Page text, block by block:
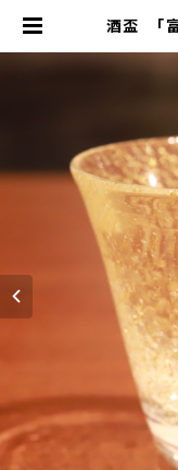
酒盃 「